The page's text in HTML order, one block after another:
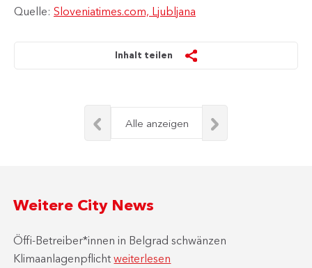
Quelle: Sloveniatimes.com, Ljubljana
Inhalt teilen
Alle anzeigen
Weitere City News
Öffi-Betreiber*innen in Belgrad schwänzen
Klimaanlagenpflichtweiterlesen